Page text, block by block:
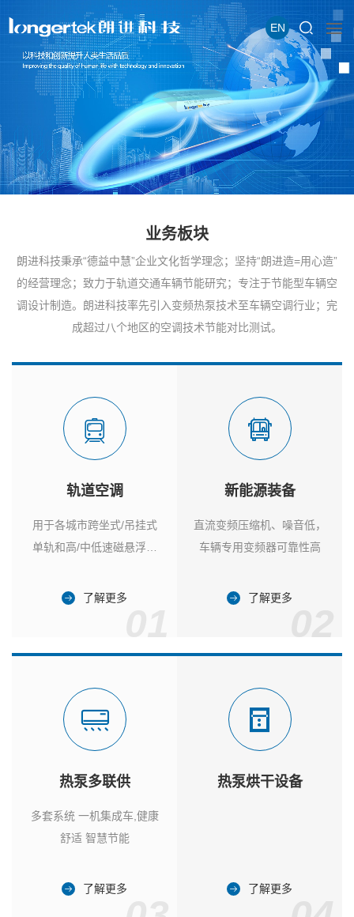
EN
业务板块
朗进科技秉承“德益中慧”企业文化哲学理念；坚持“朗进造=用心造”
的经营理念；致力于轨道交通车辆节能研究；专注于节能型车辆空
调设计制造。朗进科技率先引入变频热泵技术至车辆空调行业；完
成超过八个地区的空调技术节能对比测试。
轨道空调
用于各城市跨坐式/吊挂式
单轨和高/中低速磁悬浮列
了解更多
新能源装备
直流变频压缩机、噪音低，
车辆专用变频器可靠性高
了解更多
热泵多联供
多套系统 一机集成车,健康
舒适 智慧节能
了解更多
热泵烘干设备
了解更多